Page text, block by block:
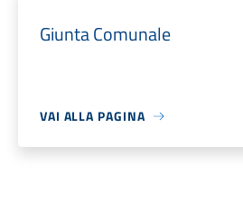
Giunta Comunale
VAI ALLA PAGINA